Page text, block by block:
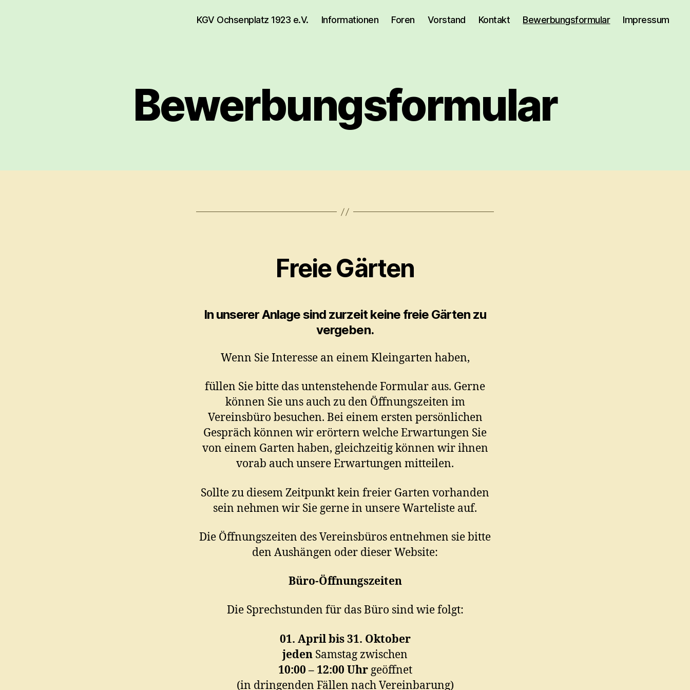
KGV Ochsenplatz 1923 e.V. Informationen Foren Vorstand Kontakt Bewerbungsformular Impressum
Bewerbungsformular
Freie Gärten
In unserer Anlage sind zurzeit keine freie Gärten zu
vergeben.
Wenn Sie Interesse an einem Kleingarten haben,
füllen Sie bitte das untenstehende Formular aus. Gerne
können Sie uns auch zu den Öffnungszeiten im
Vereinsbüro besuchen. Bei einem ersten persönlichen
Gespräch können wir erörtern welche Erwartungen Sie
von einem Garten haben, gleichzeitig können wir ihnen
vorab auch unsere Erwartungen mitteilen.
Sollte zu diesem Zeitpunkt kein freier Garten vorhanden
sein nehmen wir Sie gerne in unsere Warteliste auf.
Die Öffnungszeiten des Vereinsbüros entnehmen sie bitte
den Aushängen oder dieser Website:
Büro-Öffnungszeiten
Die Sprechstunden für das Büro sind wie folgt:
01. April bis 31. Oktober
jeden Samstag zwischen
10:00 – 12:00 Uhrgeöffnet
(in dringenden Fällen nach Vereinbarung)